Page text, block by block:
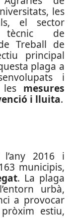
les
el sector
de
Treball de
principal
plaga a
i
mesures
i lluita.
2016 i
municipis,
. La plaga
urbà,
a provocar
estiu,